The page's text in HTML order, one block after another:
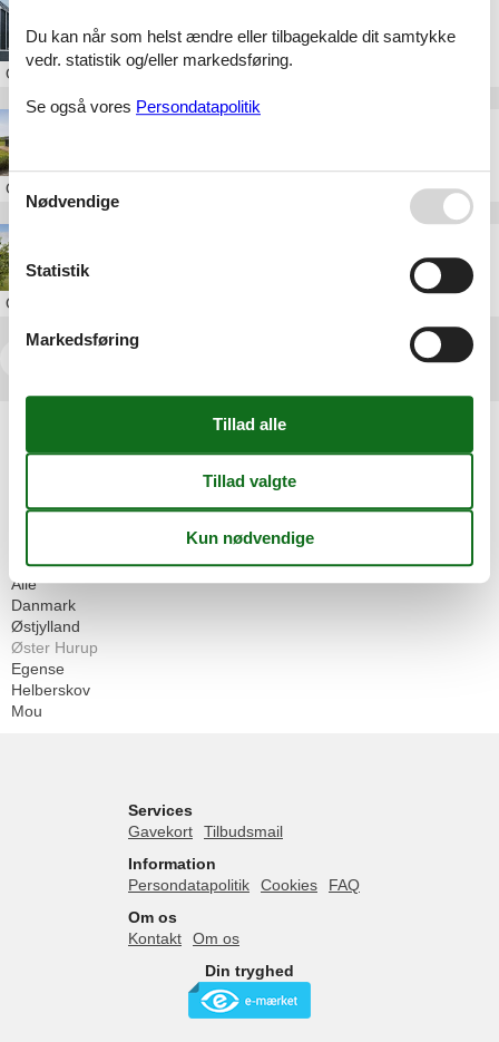
Om
Om
Om
Alle
Inspiration
Alle
Danmark
Østjylland
Øster Hurup
Egense
Helberskov
Mou
Services
Gavekort
Tilbudsmail
Information
Persondatapolitik
Cookies
FAQ
Om os
Kontakt
Om os
Din tryghed
Du kan når som helst ændre eller tilbagekalde dit samtykke
vedr. statistik og/eller markedsføring.
Se også vores Persondatapolitik
Nødvendige
Statistik
Markedsføring